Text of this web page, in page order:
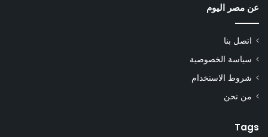
عن مصر اليوم
اتصل بنا
سياسة الخصوصية
شروط الاستخدام
من نحن
Tags